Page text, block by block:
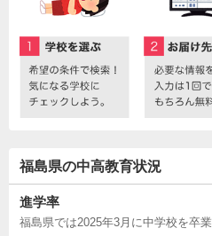
福島県の中高教育状況
進学率
福島県では2025年3月に中学校を卒